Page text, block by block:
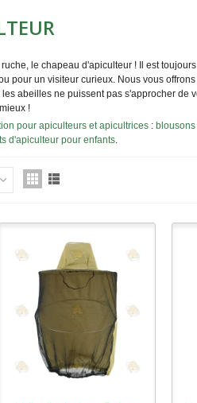
le chapeau d'apiculteur ! Il est
pour un visiteur curieux. Nous vous
les abeilles ne puissent pas s'approcher de
!
pour apiculteurs et apicultrices :
d'apiculteur pour enfants.